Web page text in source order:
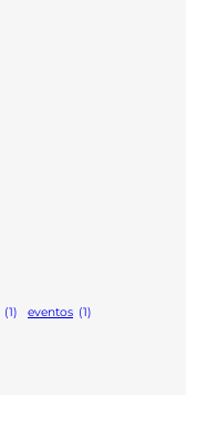
(1) eventos (1)